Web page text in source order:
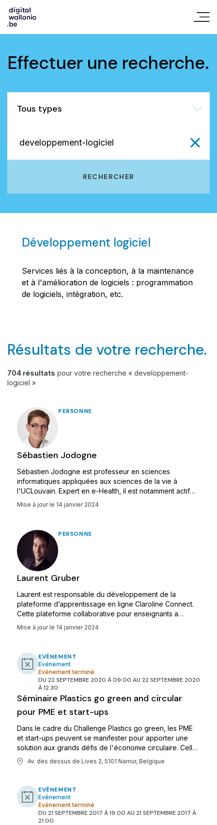
Effectuer une recherche.
Tous types
RECHERCHER
Développement logiciel
Services liés à la conception, à la maintenance
et à l'amélioration de logiciels : programmation
de logiciels, intégration, etc.
Résultats de votre recherche.
704 résultats pour votre recherche « developpement-
logiciel »
PERSONNE
Sébastien Jodogne
Sébastien Jodogne est professeur en sciences
informatiques appliquées aux sciences de la vie à
l'UCLouvain. Expert en e-Health, il est notamment actif
dans les domaines de l'imagerie médicale, de l'analyse
d'images et de l'éducation du patient.
Mise à jour le 14 janvier 2024
PERSONNE
Laurent Gruber
Laurent est responsable du développement de la
plateforme d’apprentissage en ligne Claroline Connect.
Cette plateforme collaborative pour enseignants a
convaincu des centaines d'institutions dans le monde :
universités, écoles, associations, entreprises,..
Mise à jour le 14 janvier 2024
EVÉNEMENT
Evénement
Evénement terminé
DU 22 SEPTEMBRE 2020 À 09:00 AU 22 SEPTEMBRE 2020
À 12:30
Séminaire Plastics go green and circular
pour PME et start-ups
Dans le cadre du Challenge Plastics go green, les PME
et start-ups peuvent se manifester pour apporter une
solution aux grands défis de l'économie circulaire. Celles
sélectionnées bénéficieront d'une subvention de
15.000€ et d'un accompagnement spécialisé. Plus d'info
Av. des dessus de Lives 2, 5101 Namur, Belgique
EVÉNEMENT
Evénement
Evénement terminé
DU 21 SEPTEMBRE 2017 À 19:00 AU 21 SEPTEMBRE 2017 À
21:00